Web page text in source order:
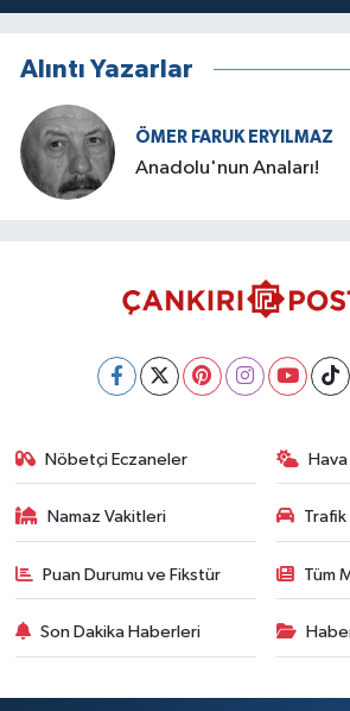
Alıntı Yazarlar
ÖMER FARUK ERYILMAZ
Anadolu'nun Anaları!
Nöbetçi Eczaneler
Namaz Vakitleri Trafik
Puan Durumu ve Fikstür Tüm
Son Dakika Haberleri